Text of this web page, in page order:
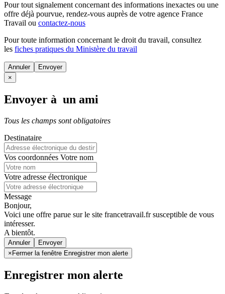
Pour tout signalement concernant des informations inexactes ou une
offre déjà pourvue, rendez-vous auprès de votre agence France
Travail ou contactez-nous
Pour toute information concernant le droit du travail, consultez
les fiches pratiques du Ministère du travail
Annuler
×
Envoyer à un ami
Tous les champs sont obligatoires
Destinataire
Vos coordonnées Votre nom
Votre adresse électronique
Message
Bonjour,
Voici une offre parue sur le site francetravail.fr susceptible de vous
intéresser.
A bientôt.
Annuler
× Fermer la fenêtre Enregistrer mon alerte
Enregistrer mon alerte